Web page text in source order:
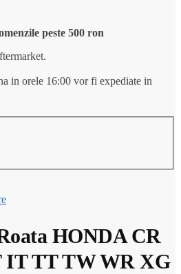
peste 500 ron
in orele 16:00 vor fi expediate in
HONDA CR
TT TW WR XG